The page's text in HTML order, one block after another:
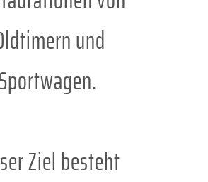
und
Sportwagen.
Ziel besteht